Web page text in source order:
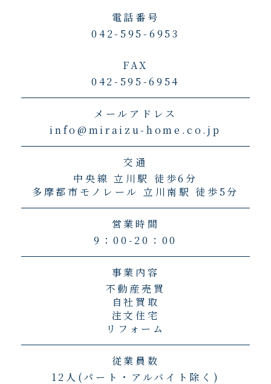
電話番号
042-595-6953
FAX
042-595-6954
メールアドレス
info@miraizu-home.co.jp
交通
中央線 立川駅 徒歩6分
多摩都市モノレール 立川南駅 徒歩5分
営業時間
9：00-20：00
事業内容
不動産売買
自社買取
注文住宅
リフォーム
従業員数
12人(パート・アルバイト除く)